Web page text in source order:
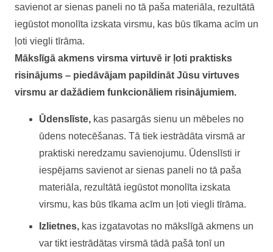
savienot ar sienas paneli no tā paša materiāla, rezultātā
iegūstot monolīta izskata virsmu, kas būs tīkama acīm un
ļoti viegli tīrāma.
Mākslīgā akmens virsma virtuvē ir ļoti praktisks
risinājums – piedāvājam papildināt Jūsu virtuves
virsmu ar dažādiem funkcionāliem risinājumiem.
Ūdenslīste, kas pasargās sienu un mēbeles no
ūdens notecēšanas. Tā tiek iestrādāta virsmā ar
praktiski neredzamu savienojumu. Ūdenslīsti ir
iespējams savienot ar sienas paneli no tā paša
materiāla, rezultātā iegūstot monolīta izskata
virsmu, kas būs tīkama acīm un ļoti viegli tīrāma.
Izlietnes, kas izgatavotas no mākslīgā akmens un
var tikt iestrādātas virsmā tādā pašā tonī un